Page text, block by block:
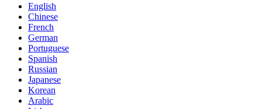
English
Chinese
French
German
Portuguese
Spanish
Russian
Japanese
Korean
Arabic